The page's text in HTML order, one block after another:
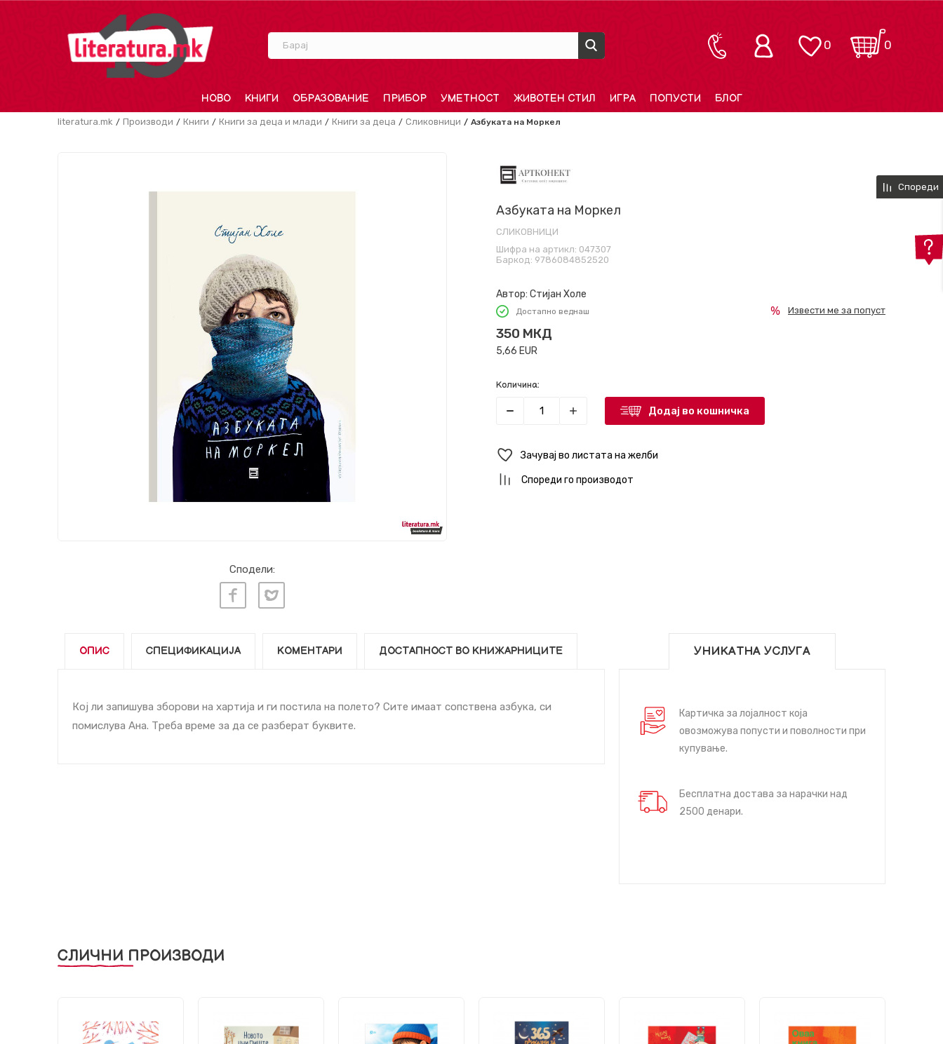
Барај 0
0
НОВО КНИГИ ОБРАЗОВАНИЕ ПРИБОР УМЕТНОСТ ЖИВОТЕН СТИЛ ИГРА ПОПУСТИ БЛОГ
literatura.mk Производи Книги Книги за деца и млади Книги за деца Сликовници Азбуката на Моркел
Сподели:
Азбуката на Моркел
СЛИКОВНИЦИ
Шифра на артикл: 047307
Баркод: 9786084852520
Автор: Стијан Холе
Достапно веднаш
350 МКД
5,66 EUR
Извести ме за попуст
Количина:
Додај во кошничка
Зачувај во листата на желби
Спореди го производот
ОПИС СПЕЦИФИКАЦИЈА КОМЕНТАРИ ДОСТАПНОСТ ВО КНИЖАРНИЦИТЕ
Кој ли запишува зборови на хартија и ги постила на полето? Сите имаат сопствена азбука, си
помислува Ана. Треба време за да се разберат буквите.
УНИКАТНА УСЛУГА
Картичка за лојалност која
овозможува попусти и поволности при
купување.
Бесплатна достава за нарачки над
2500 денари.
СЛИЧНИ ПРОИЗВОДИ
Спореди